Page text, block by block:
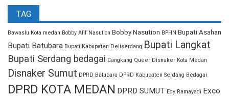
TAG
Bawaslu Kota medan Bobby Afif Nasution Bobby Nasution BPHN Bupati Asahan
Bupati Batubara Bupati Kabupaten Deliserdang Bupati Langkat
Bupati Serdang bedagai Cangkang Queer Disnaker Kota Medan
Disnaker Sumut DPRD Batubara DPRD Kabupaten Serdang Bedagai
DPRD KOTA MEDAN DPRD SUMUT Edy Ramayadi Exco